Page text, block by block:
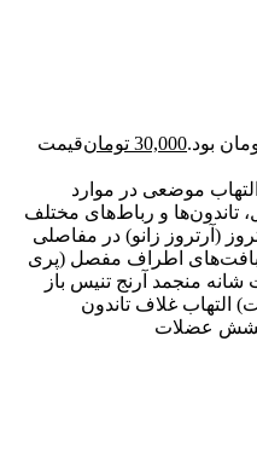
30,000 تومانقیمت
موضعی در موارد
و رباط‌های مختلف
(آرتروز زانو) در مفاصلی
بافت‌های اطراف مفصل (پری
منجمد آرنج تنیس باز
التهاب غلاف تاندون
کشش عضلات